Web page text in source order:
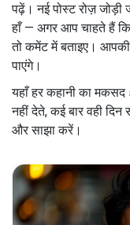
पढ़ें। नई पोस्ट रोज़
हाँ — अगर आप चाहते हैं
तो कमेंट में बताइए। आपकी
पाएंगे।
यहाँ हर कहानी का मकसद
नहीं देते, कई बार वही
और साझा करें।